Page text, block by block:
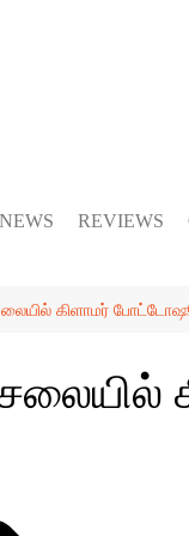
REVIEWS
கிளாமர்